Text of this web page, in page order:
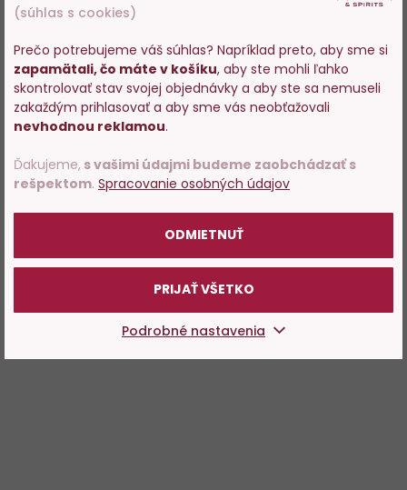
(súhlas s cookies)
Prečo potrebujeme váš súhlas? Napríklad preto, aby sme si
zapamätali, čo máte v košíku, aby ste mohli ľahko
skontrolovať stav svojej objednávky a aby ste sa nemuseli
zakaždým prihlasovať a aby sme vás neobťažovali
nevhodnou reklamou.
Ďakujeme, s vašimi údajmi budeme zaobchádzať s
rešpektom. Spracovanie osobných údajov
ODMIETNUŤ
PRIJAŤ VŠETKO
Podrobné nastavenia
Vstupujete na stránky s
predajom alkoholu. Prosím
potvrďte, že Vám už bolo 18